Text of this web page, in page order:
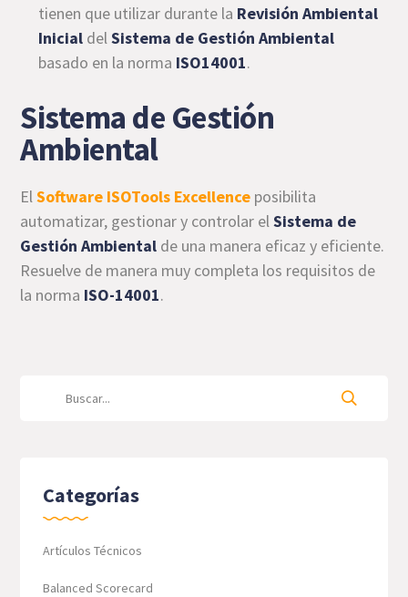
tienen que utilizar durante la Revisión Ambiental
Inicial delSistema de Gestión Ambiental
basado en la norma ISO14001.
Sistema de Gestión
Ambiental
ElSoftware ISOTools Excellence posibilita
automatizar, gestionar y controlar elSistema de
Gestión Ambiental de una manera eficaz y eficiente.
Resuelve de manera muy completa los requisitos de
la norma ISO-14001.
Categorías
Artículos Técnicos
Balanced Scorecard